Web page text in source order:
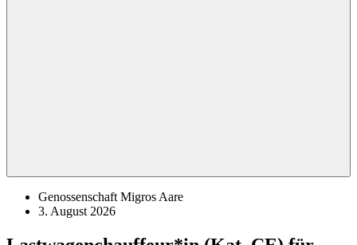
Genossenschaft Migros Aare
3. August 2026